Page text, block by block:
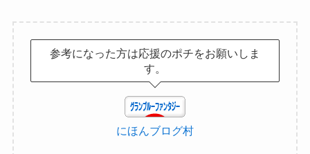
参考になった方は応援のポチをお願いしま
す。
にほんブログ村